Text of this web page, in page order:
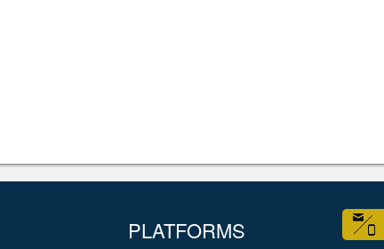
PLATFORMS